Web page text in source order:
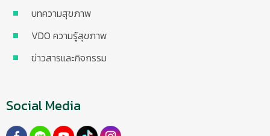
บทความสุขภาพ
VDO ความรู้สุขภาพ
ข่าวสารและกิจกรรม
Social Media